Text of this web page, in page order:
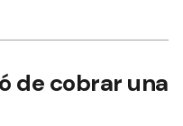
de cobrar una